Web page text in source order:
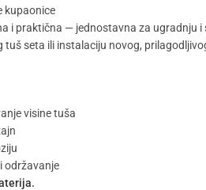
kupaonice
i praktična — jednostavna za ugradnju
tuš seta ili instalaciju novog,
visine tuša
održavanje